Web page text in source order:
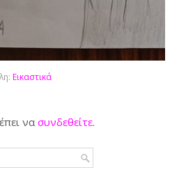
Εικαστικά
να συνδεθείτε.